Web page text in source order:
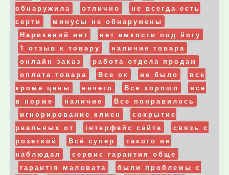
обнаружила
отлично
не всегда есть
серти
минусы не обнаружены
Нариканий нет
нет емкости под йогу
1 отзыв к товару
наличие товара
онлайн заказ
работа отдела продаж
оплата товара
Все ок не было
все
кроме цены
нечего Все хорошо
все
в норме
наличие
Все понравилось
игнорирование клиен
сокрытие
реальных от
інтерфейс сайта
связь с
розеткой
Всё супер
такого не
наблюдал
сервис гарантия обще
гарантія маловата
были проблемы с